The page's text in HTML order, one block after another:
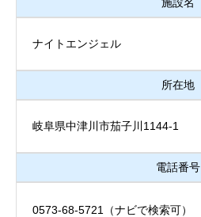
ナイトエンジェル
所在地
岐阜県中津川市茄子川1144-1
電話番号
0573-68-5721（ナビで検索可）